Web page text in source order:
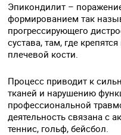
Эпикондилит –
формированием так
прогрессирующего
сустава, там, где
плечевой кости.
Процесс приводит к
тканей и нарушению
профессиональной
деятельность связана с
теннис, гольф, бейсбол.